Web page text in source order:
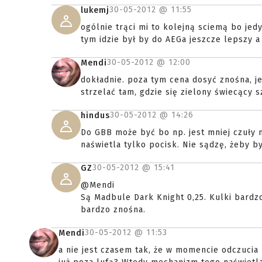
lukemj30-05-2012 @ 11:55
ogólnie trąci mi to kolejną sciemą bo
tym idzie był by do AEGa jeszcze lepszy
Mendi30-05-2012 @ 12:00
dokładnie. poza tym cena dosyć
strzelać tam, gdzie się zielony świecący
hindus30-05-2012 @ 14:26
Do GBB może być bo np. jest mniej
naświetla tylko pocisk. Nie sądzę, żeby
GZ30-05-2012 @ 15:41
@Mendi
Są Madbule Dark Knight 0,25. Kulki
bardzo znośna.
Mendi30-05-2012 @ 11:53
a nie jest czasem tak, że w momencie